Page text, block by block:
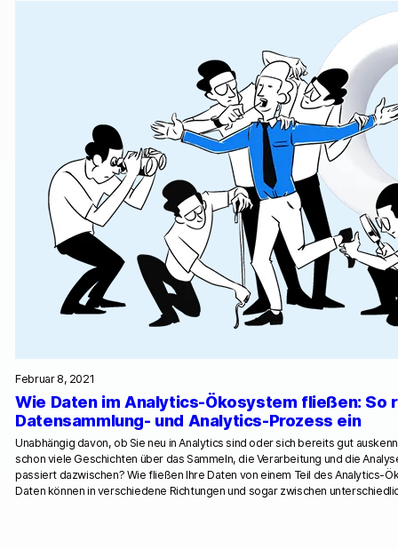
Februar 8, 2021
Wie Daten im Analytics-Ökosystem fließen: So
Datensammlung- und Analytics-Prozess ein
Unabhängig davon, ob Sie neu in Analytics sind oder sich bereits gut
schon viele Geschichten über das Sammeln, die Verarbeitung und die
passiert dazwischen? Wie fließen Ihre Daten von einem Teil des Analytics-
Daten können in verschiedene Richtungen und sogar zwischen